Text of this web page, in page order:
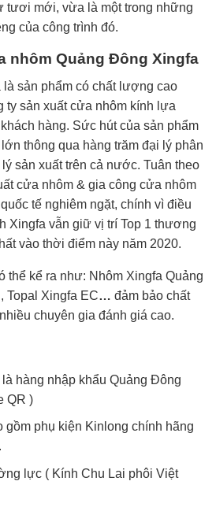
tươi mới, vừa là một trong những
của công trình đó.
nhôm Quảng Đông Xingfa
sản phẩm có chất lượng cao
ty sản xuất cửa nhôm kính lựa
hàng. Sức hút của sản phẩm
lớn thông qua hàng trăm đại lý phân
sản xuất trên cả nước. Tuân theo
cửa nhôm & gia công cửa nhôm
tế nghiêm ngặt, chính vì điều
Xingfa vẫn giữ vị trí Top 1 thương
vào thời điểm này năm 2020.
thể kể ra như: Nhôm Xingfa Quảng
Topal Xingfa EC… đảm bảo chất
chuyên gia đánh giá cao.
hàng nhập khẩu Quảng Đông
QR )
phụ kiện Kinlong chính hãng
lực ( Kính Chu Lai phôi Việt